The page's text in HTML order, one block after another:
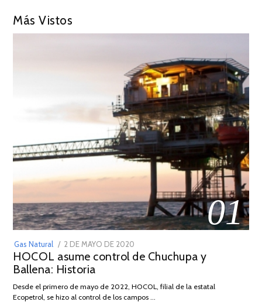
Más Vistos
01
Gas Natural
POSTED
ON
2 DE MAYO DE 2020
DE
2026
HOCOL asume control de Chuchupa y
Ballena: Historia
Desde el primero de mayo de 2022, HOCOL, filial de la estatal
Ecopetrol, se hizo al control de los campos …